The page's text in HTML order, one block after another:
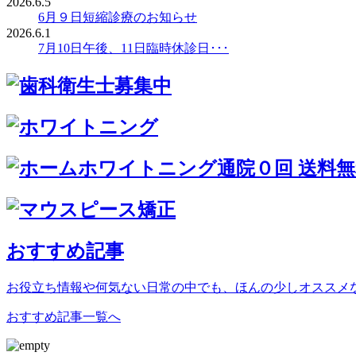
6月９日短縮診療のお知らせ
2026.6.1
7月10日午後、11日臨時休診日･･･
おすすめ記事
お役立ち情報や何気ない日常の中でも、ほんの少しオススメ
おすすめ記事一覧へ